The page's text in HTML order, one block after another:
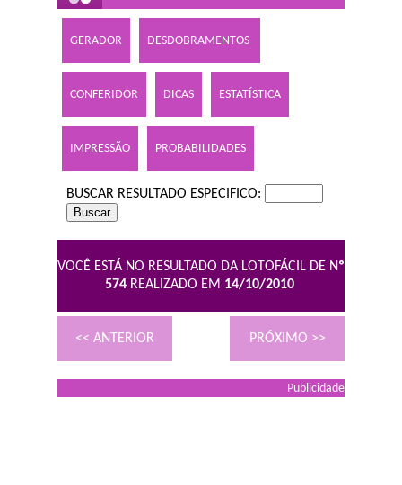
GERADOR DESDOBRAMENTOS
CONFERIDOR DICAS ESTATÍSTICA
IMPRESSÃO PROBABILIDADES
BUSCAR RESULTADO ESPECIFICO:
VOCÊ ESTÁ NO RESULTADO DA LOTOFÁCIL DE Nº
574 REALIZADO EM 14/10/2010
<< ANTERIOR PRÓXIMO >>
Publicidade